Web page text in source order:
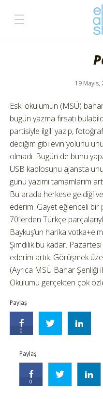
19 Mayıs,
Eski okulumun (MSÜ)
bugün yazma fırsatı
partisiyle ilgili yazıp,
dediğim gibi evin yolunu
olmadı. Bugün de bunu
USB kablosunu ajansta
günü yazımı tamamlarım
Bu arada herkese geldiği
ederim. Gayet eğlenceli bir
70’lerden Türkçe
Baykuş’un harika
Şimdilik bu kadar.
ederim artık. Görüşmek
(Ayrıca MSÜ Bahar Şenliği
Okulumu gerçekten çok
Paylaş
0
Paylaş
0